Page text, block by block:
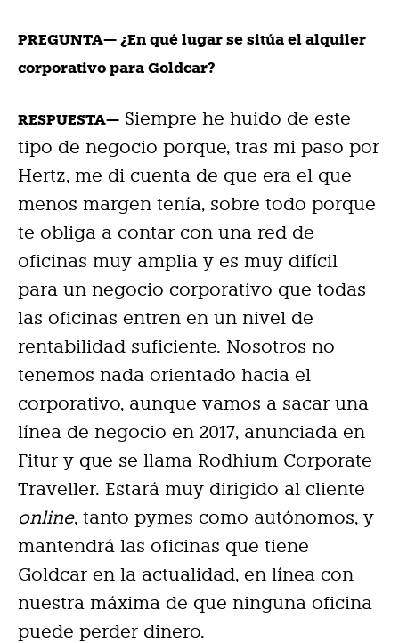
PREGUNTA— ¿En qué lugar se sitúa el alquiler
corporativo para Goldcar?
RESPUESTA— Siempre he huido de este
tipo de negocio porque, tras mi paso por
Hertz, me di cuenta de que era el que
menos margen tenía, sobre todo porque
te obliga a contar con una red de
oficinas muy amplia y es muy difícil
para un negocio corporativo que todas
las oficinas entren en un nivel de
rentabilidad suficiente. Nosotros no
tenemos nada orientado hacia el
corporativo, aunque vamos a sacar una
línea de negocio en 2017, anunciada en
Fitur y que se llama Rodhium Corporate
Traveller. Estará muy dirigido al cliente
online, tanto pymes como autónomos, y
mantendrá las oficinas que tiene
Goldcar en la actualidad, en línea con
nuestra máxima de que ninguna oficina
puede perder dinero.